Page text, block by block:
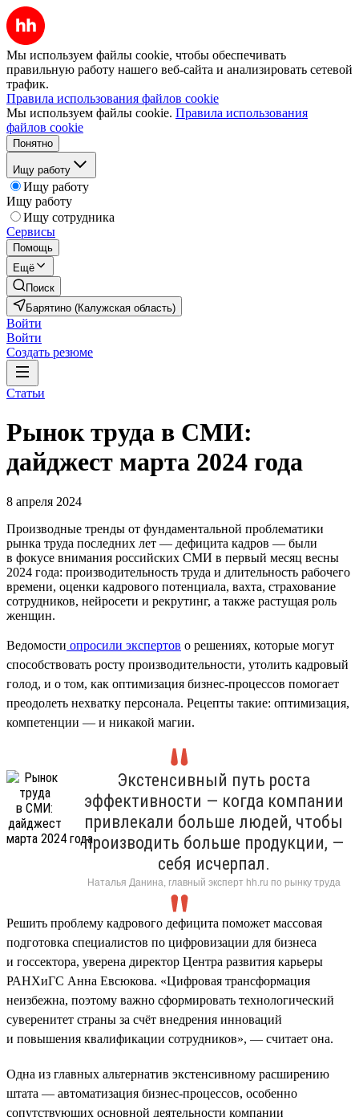
Мы используем файлы cookie, чтобы обеспечивать
правильную работу нашего веб-сайта и анализировать сетевой
трафик.
Правила использования файлов cookie
Мы используем файлы cookie. Правила использования
файлов cookie
Понятно
Ищу работу
Ищу работу
Ищу работу
Ищу сотрудника
Сервисы
Помощь
Ещё
Поиск
Барятино (Калужская область)
Войти
Войти
Создать резюме
Статьи
Рынок труда в СМИ:
дайджест марта 2024 года
8 апреля 2024
Производные тренды от фундаментальной проблематики
рынка труда последних лет — дефицита кадров — были
в фокусе внимания российских СМИ в первый месяц весны
2024 года: производительность труда и длительность рабочего
времени, оценки кадрового потенциала, вахта, страхование
сотрудников, нейросети и рекрутинг, а также растущая роль
женщин.
Ведомости опросили экспертов о решениях, которые могут
способствовать росту производительности, утолить кадровый
голод, и о том, как оптимизация бизнес-процессов помогает
преодолеть нехватку персонала. Рецепты такие: оптимизация,
компетенции — и никакой магии.
Экстенсивный путь роста
эффективности — когда компании
привлекали больше людей, чтобы
производить больше продукции, —
себя исчерпал.
Наталья Данина, главный эксперт hh.ru по рынку труда
Решить проблему кадрового дефицита поможет массовая
подготовка специалистов по цифровизации для бизнеса
и госсектора, уверена директор Центра развития карьеры
РАНХиГС Анна Евсюкова. «Цифровая трансформация
неизбежна, поэтому важно сформировать технологический
суверенитет страны за счёт внедрения инноваций
и повышения квалификации сотрудников», — считает она.
Одна из главных альтернатив экстенсивному расширению
штата — автоматизация бизнес-процессов, особенно
сопутствующих основной деятельности компании